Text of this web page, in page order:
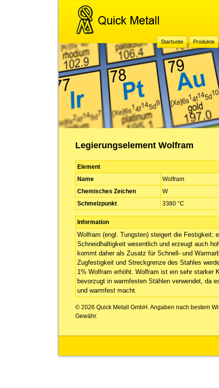
Startseite Produkte
Legierungselement Wolfram
Element
Name
Wolfram
Chemisches Zeichen
W
Schmelzpunkt
3380 °C
Information
Wolfram (engl. Tungsten) steigert die Festigkeit;
Schneidhaltigkeit wesentlich und erzeugt auch
kommt daher als Zusatz für Schnell- und
Zugfestigkeit und Streckgrenze des Stahles
1% Wolfram erhöht. Wolfram ist ein sehr starker
bevorzugt in warmfesten Stählen verwendet, da
und warmfest macht.
© 2026 Quick Metall GmbH. Angaben nach bestem
Gewähr.